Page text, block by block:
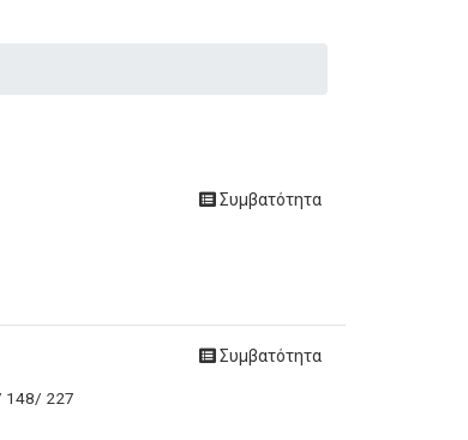
Συμβατότητα
148/ 227
Συμβατότητα